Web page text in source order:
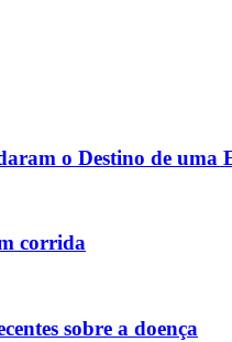
o Destino de uma
corrida
sobre a doença